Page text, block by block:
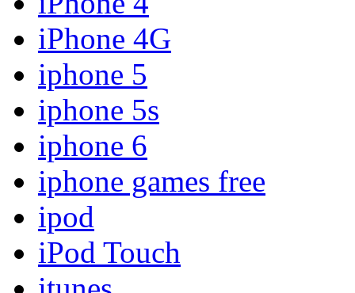
iPhone 4G
iphone 5
iphone 5s
iphone 6
iphone games free
ipod
iPod Touch